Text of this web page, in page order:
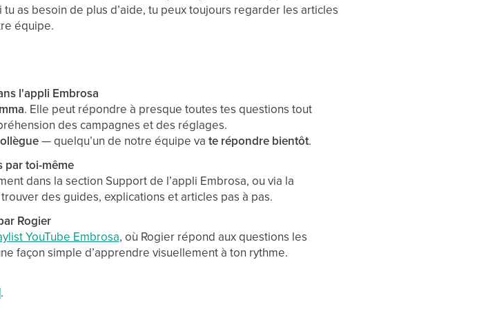
as besoin de plus d’aide, tu peux toujours regarder les articles
équipe.
l'appli Embrosa
. Elle peut répondre à presque toutes tes questions tout
des campagnes et des réglages.
— quelqu’un de notre équipe va te répondre bientôt.
par toi-même
dans la section Support de l’appli Embrosa, ou via la
des guides, explications et articles pas à pas.
Rogier
YouTube Embrosa, où Rogier répond aux questions les
façon simple d’apprendre visuellement à ton rythme.
.